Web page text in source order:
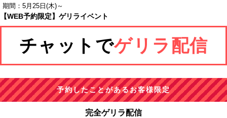
期間：5月25日(木)～
【WEB予約限定】ゲリライベント
チャットでゲリラ配信
予約したことがあるお客様限定
完全ゲリラ配信